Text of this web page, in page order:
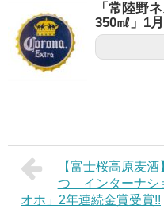
「常陸野
350㎖」1
【富士桜高原麦
つ インターナシ
オホ」2年連続金賞受賞!!